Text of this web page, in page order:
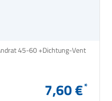
7,60 €